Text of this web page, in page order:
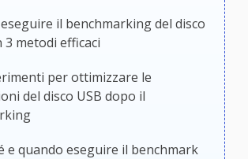
eseguire il benchmarking del disco
3 metodi efficaci
per ottimizzare le
del disco USB dopo il
e quando eseguire il benchmark